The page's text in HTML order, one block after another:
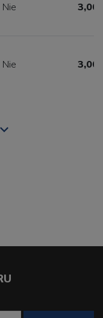
Nie 3,00
Nie 3,00